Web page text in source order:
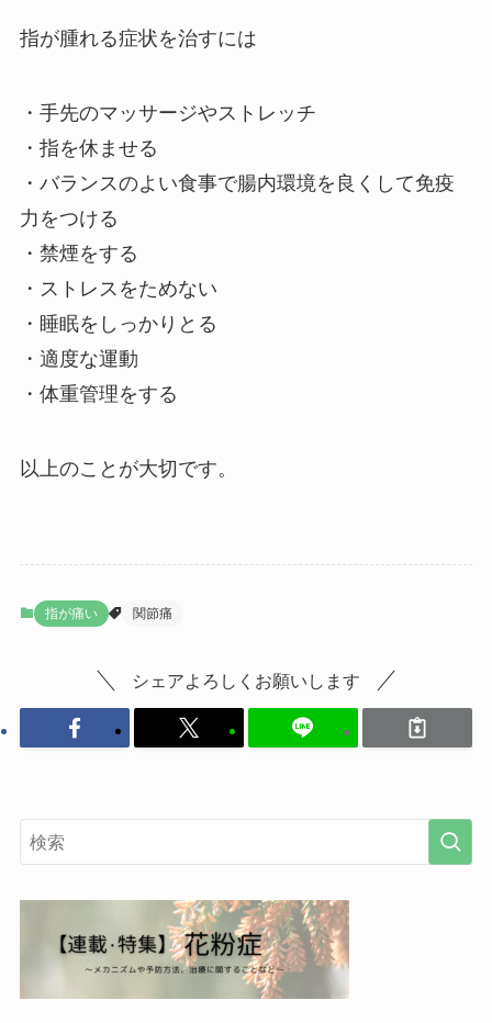
指が腫れる症状を治すには
・手先のマッサージやストレッチ
・指を休ませる
・バランスのよい食事で腸内環境を良くして免疫
力をつける
・禁煙をする
・ストレスをためない
・睡眠をしっかりとる
・適度な運動
・体重管理をする
以上のことが大切です。
指が痛い 関節痛
シェアよろしくお願いします